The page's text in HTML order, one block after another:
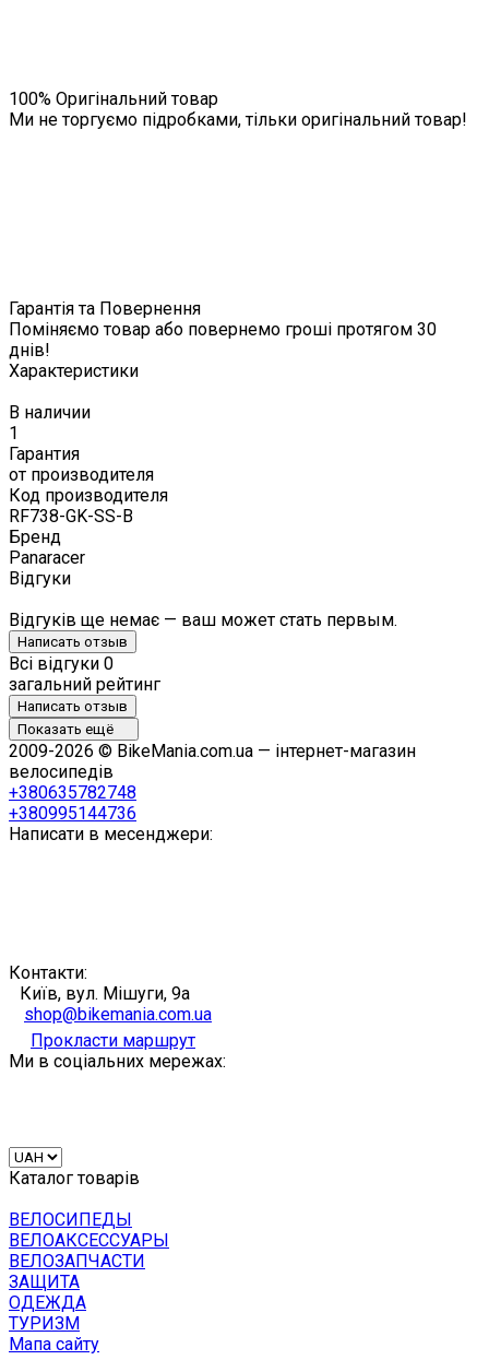
100% Оригінальний товар
Ми не торгуємо підробками, тільки оригінальний товар!
Гарантія та Повернення
Поміняємо товар або повернемо гроші протягом 30
днів!
Характеристики
В наличии
1
Гарантия
от производителя
Код производителя
RF738-GK-SS-B
Бренд
Panaracer
Відгуки
Відгуків ще немає — ваш может стать первым.
Написать отзыв
Всі відгуки 0
загальний рейтинг
Написать отзыв
Показать ещё
2009-2026 © BikeMania.com.ua — інтернет-магазин
велосипедів
+380635782748
+380995144736
Написати в месенджери:
Контакти:
Київ, вул. Мішуги, 9а
shop@bikemania.com.ua
Прокласти маршрут
Ми в соціальних мережах:
Каталог товарів
ВЕЛОСИПЕДЫ
ВЕЛОАКСЕССУАРЫ
ВЕЛОЗАПЧАСТИ
ЗАЩИТА
ОДЕЖДА
ТУРИЗМ
Мапа сайту